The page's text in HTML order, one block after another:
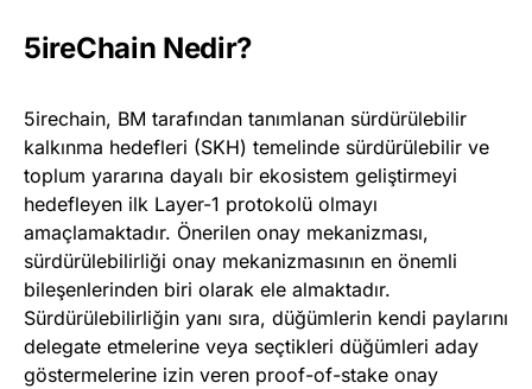
5ireChain Nedir?
5irechain, BM tarafından tanımlanan sürdürülebilir
kalkınma hedefleri (SKH) temelinde sürdürülebilir ve
toplum yararına dayalı bir ekosistem geliştirmeyi
hedefleyen ilk Layer-1 protokolü olmayı
amaçlamaktadır. Önerilen onay mekanizması,
sürdürülebilirliği onay mekanizmasının en önemli
bileşenlerinden biri olarak ele almaktadır.
Sürdürülebilirliğin yanı sıra, düğümlerin kendi paylarını
delegate etmelerine veya seçtikleri düğümleri aday
göstermelerine izin veren proof-of-stake onay